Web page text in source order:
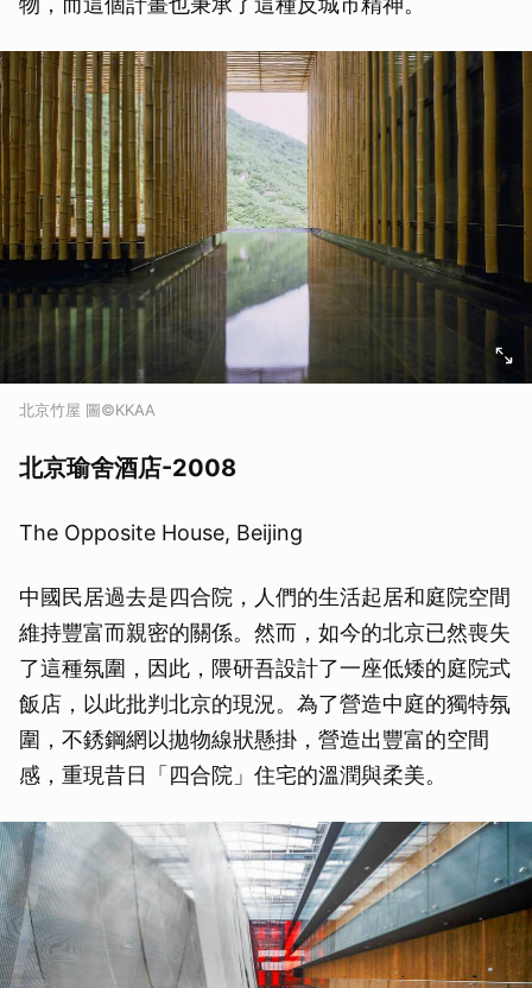
北京竹屋 圖©KKAA
北京瑜舍酒店-2008
The Opposite House, Beijing
中國民居過去是四合院，人們的生活起居和庭院空間
維持豐富而親密的關係。然而，如今的北京已然喪失
了這種氛圍，因此，隈研吾設計了一座低矮的庭院式
飯店，以此批判北京的現況。為了營造中庭的獨特氛
圍，不銹鋼網以拋物線狀懸掛，營造出豐富的空間
感，重現昔日「四合院」住宅的溫潤與柔美。